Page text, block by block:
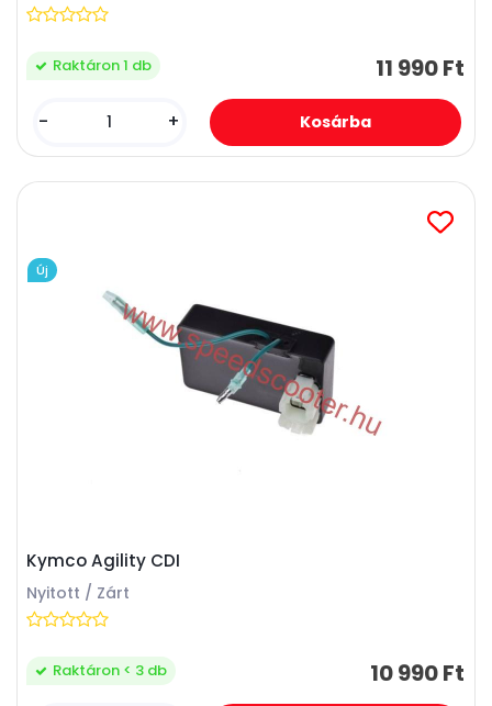
11 990 Ft
Raktáron 1 db
- +
Kymco Agility CDI
Nyitott / Zárt
10 990 Ft
Raktáron < 3 db
Új